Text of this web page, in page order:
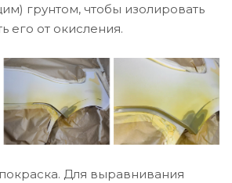
грунтом, чтобы изолировать
его от окисления.
Для выравнивания